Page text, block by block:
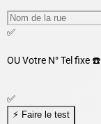
✅
OUVotre N° Tel fixe ☎️
✅